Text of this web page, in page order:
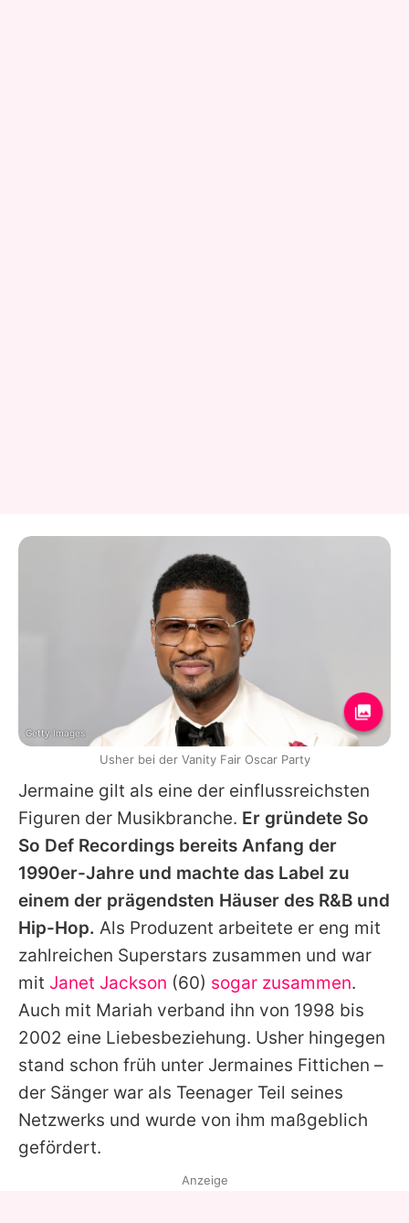
Jermaine gilt als eine der einflussreichsten
Figuren der Musikbranche. Er gründete So
So Def Recordings bereits Anfang der
1990er-Jahre und machte das Label zu
einem der prägendsten Häuser des R&B und
Hip-Hop. Als Produzent arbeitete er eng mit
zahlreichen Superstars zusammen und war
mit Janet Jackson (60) sogar zusammen.
Auch mit Mariah verband ihn von 1998 bis
2002 eine Liebesbeziehung. Usher hingegen
stand schon früh unter Jermaines Fittichen –
der Sänger war als Teenager Teil seines
Netzwerks und wurde von ihm maßgeblich
gefördert.
Getty Images
Usher bei der Vanity Fair Oscar Party
Anzeige